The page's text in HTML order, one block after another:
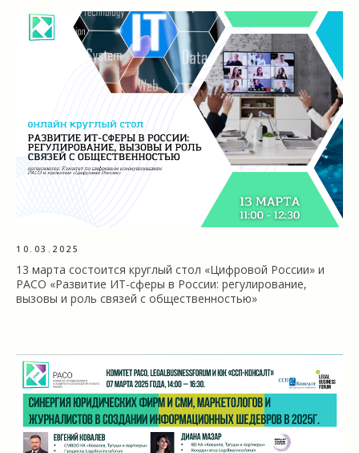
10.03.2025
13 марта состоится круглый стол «Цифровой России» и
РАСО «Развитие ИТ-сферы в России: регулирование,
вызовы и роль связей с общественностью»